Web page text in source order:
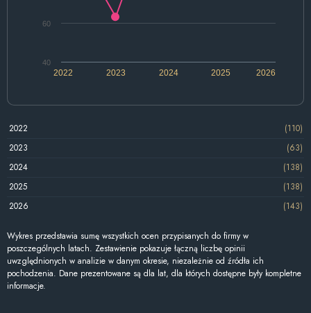
2022 2024 2026
2023 2025
40
60
2022
(110)
2023
(63)
2024
(138)
2025
(138)
2026
(143)
Wykres przedstawia sumę wszystkich ocen przypisanych do firmy w
poszczególnych latach. Zestawienie pokazuje łączną liczbę opinii
uwzględnionych w analizie w danym okresie, niezależnie od źródła ich
pochodzenia. Dane prezentowane są dla lat, dla których dostępne były kompletne
informacje.